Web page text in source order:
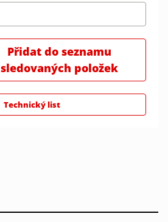
Přidat do seznamu
sledovaných položek
Technický list